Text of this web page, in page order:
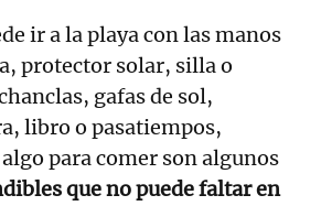
ir a la playa con las manos
protector solar, silla o
gafas de sol,
libro o pasatiempos,
para comer son algunos
que no puede faltar en